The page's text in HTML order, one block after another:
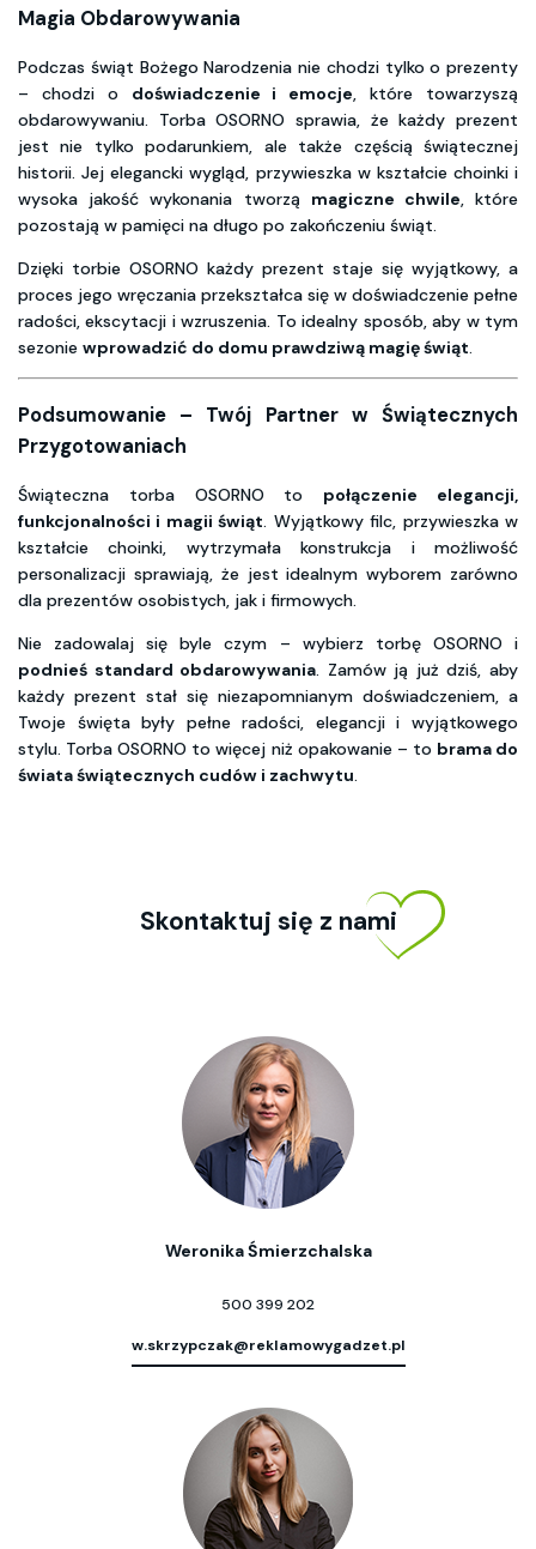
Magia Obdarowywania
Podczas świąt Bożego Narodzenia nie chodzi tylko o prezenty
– chodzi o doświadczenie i emocje, które towarzyszą
obdarowywaniu. Torba OSORNO sprawia, że każdy prezent
jest nie tylko podarunkiem, ale także częścią świątecznej
historii. Jej elegancki wygląd, przywieszka w kształcie choinki i
wysoka jakość wykonania tworzą magiczne chwile, które
pozostają w pamięci na długo po zakończeniu świąt.
Dzięki torbie OSORNO każdy prezent staje się wyjątkowy, a
proces jego wręczania przekształca się w doświadczenie pełne
radości, ekscytacji i wzruszenia. To idealny sposób, aby w tym
sezonie wprowadzić do domu prawdziwą magię świąt.
Podsumowanie – Twój Partner w Świątecznych
Przygotowaniach
Świąteczna torba OSORNO to połączenie elegancji,
funkcjonalności i magii świąt. Wyjątkowy filc, przywieszka w
kształcie choinki, wytrzymała konstrukcja i możliwość
personalizacji sprawiają, że jest idealnym wyborem zarówno
dla prezentów osobistych, jak i firmowych.
Nie zadowalaj się byle czym – wybierz torbę OSORNO i
podnieś standard obdarowywania. Zamów ją już dziś, aby
każdy prezent stał się niezapomnianym doświadczeniem, a
Twoje święta były pełne radości, elegancji i wyjątkowego
stylu. Torba OSORNO to więcej niż opakowanie – to brama do
świata świątecznych cudów i zachwytu.
Skontaktuj się z nami
Weronika Śmierzchalska
500 399 202
w.skrzypczak@reklamowygadzet.pl